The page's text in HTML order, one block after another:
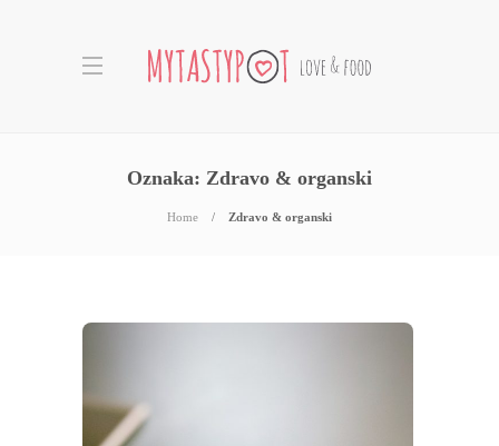
Oznaka: Zdravo & organski
Home Zdravo & organski